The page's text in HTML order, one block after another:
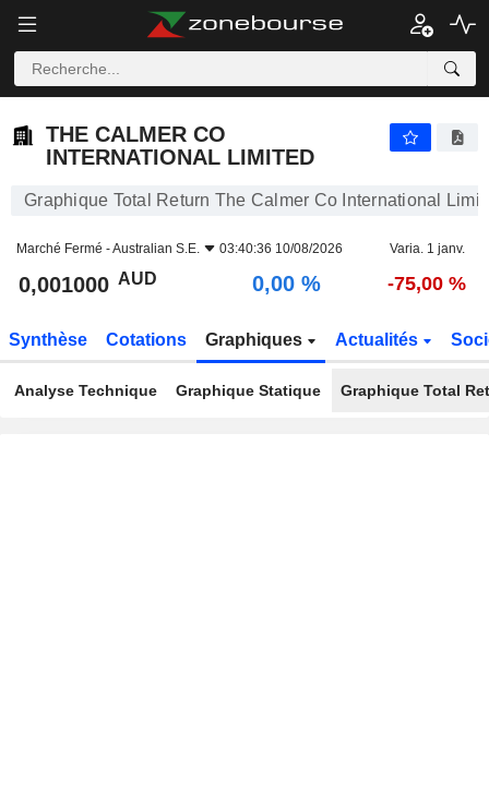
THE CALMER CO
INTERNATIONAL LIMITED
Graphique Total Return The Calmer Co International
Marché Fermé -Australian S.E. 03:40:36 10/08/2026 Varia. 1 janv.
0,001000 AUD 0,00 % -75,00 %
Synthèse Cotations Graphiques Actualités
Analyse Technique Graphique Statique Graphique Total